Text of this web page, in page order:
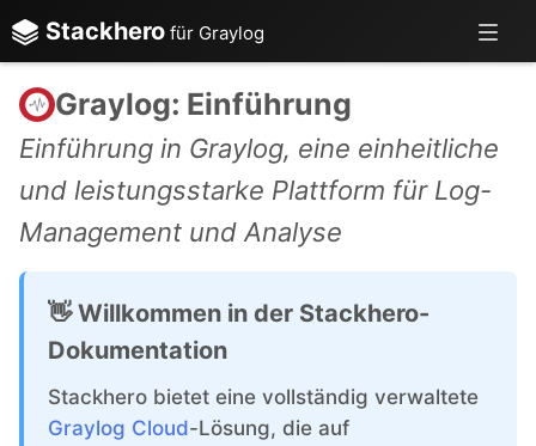
Stackhero für Graylog
Graylog: Einführung
Einführung in Graylog, eine einheitliche
und leistungsstarke Plattform für Log-
Management und Analyse
👋 Willkommen in der Stackhero-
Dokumentation
Stackhero bietet eine vollständig verwaltete
Graylog Cloud-Lösung, die auf